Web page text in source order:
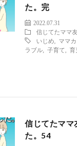
た。完
2022.07.31
信じてたママ
いじめ
ママ
ラブル ,子育て ,育
信じてたママ
た。54